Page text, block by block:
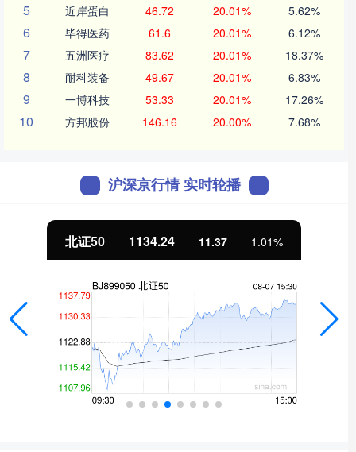
5 近岸蛋白 46.72 20.01% 5.62%
6 毕得医药 61.6 20.01% 6.12%
7 五洲医疗 83.62 20.01% 18.37%
8 耐科装备 49.67 20.01% 6.83%
9 一博科技 53.33 20.01% 17.26%
10 方邦股份 146.16 20.00% 7.68%
沪深京行情 实时轮播
北证50 1134.24 11.37 1.01%